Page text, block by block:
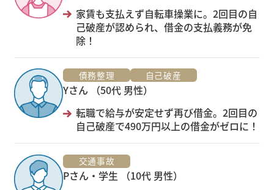
家賃も支払えず自転車操業に。2回目の自
己破産が認められ、借金の支払義務が免
除！
債務整理 自己破産
Yさん （50代 男性）
転職で給与が安定せず再び借金。2回目の
自己破産で490万円以上の借金がゼロに！
交通事故
Pさん・学生 （10代 男性）